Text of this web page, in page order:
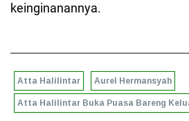
keinginanannya.
Atta Halilintar Aurel Hermansyah
Atta Halilintar Buka Puasa Bareng